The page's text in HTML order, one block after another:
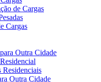
de Cargas
Cargas
Outra Cidade
Residenciais
Outra Cidade